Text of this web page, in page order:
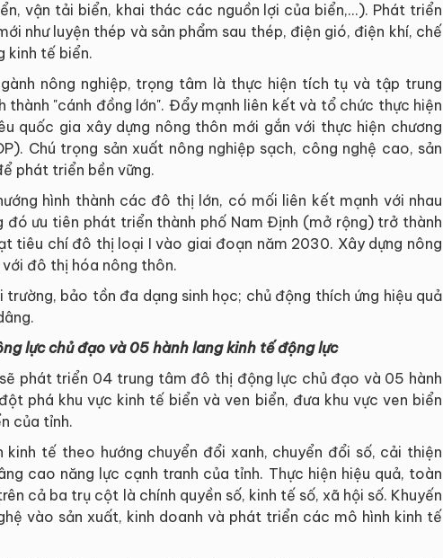
vận tải biển, khai thác các nguồn lợi của biển,...). Phát triển
như luyện thép và sản phẩm sau thép, điện gió, điện khí, chế
kinh tế biển.
nông nghiệp, trọng tâm là thực hiện tích tụ và tập trung
thành "cánh đồng lớn". Đẩy mạnh liên kết và tổ chức thực hiện
quốc gia xây dựng nông thôn mới gắn với thực hiện chương
Chú trọng sản xuất nông nghiệp sạch, công nghệ cao, sản
phát triển bền vững.
hình thành các đô thị lớn, có mối liên kết mạnh với nhau
đó ưu tiên phát triển thành phố Nam Định (mở rộng) trở thành
tiêu chí đô thị loại I vào giai đoạn năm 2030. Xây dựng nông
đô thị hóa nông thôn.
bảo tồn đa dạng sinh học; chủ động thích ứng hiệu quả
lực chủ đạo và 05 hành lang kinh tế động lực
phát triển 04 trung tâm đô thị động lực chủ đạo và 05 hành
phá khu vực kinh tế biển và ven biển, đưa khu vực ven biển
của tỉnh.
tế theo hướng chuyển đổi xanh, chuyển đổi số, cải thiện
cao năng lực cạnh tranh của tỉnh. Thực hiện hiệu quả, toàn
cả ba trụ cột là chính quyền số, kinh tế số, xã hội số. Khuyến
vào sản xuất, kinh doanh và phát triển các mô hình kinh tế